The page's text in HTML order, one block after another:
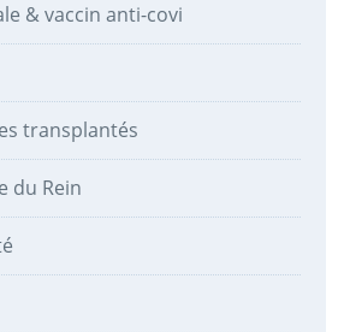
& vaccin anti-covi
transplantés
du Rein